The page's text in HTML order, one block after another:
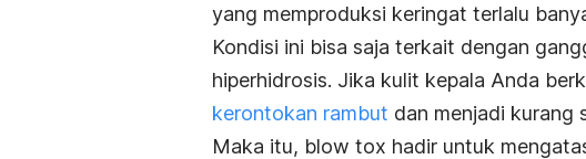
yang memproduksi keringat terlalu
Kondisi ini bisa saja terkait dengan
hiperhidrosis. Jika kulit kepala Anda
kerontokan rambut dan menjadi kurang
Maka itu, blow tox hadir untuk